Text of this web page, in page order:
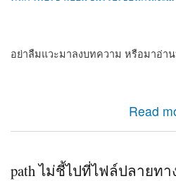
อย่าลืมแวะมาลงบทความ หรือมาอ่า
Read
about แนะนำเว็บไซต์ครับ ส
path ไม่ชี้ไปที่ไฟล์ปลายทา